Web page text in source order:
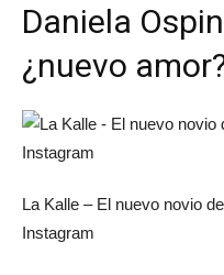
Daniela
¿nuevo
La Kalle – El nuevo novio
Instagram